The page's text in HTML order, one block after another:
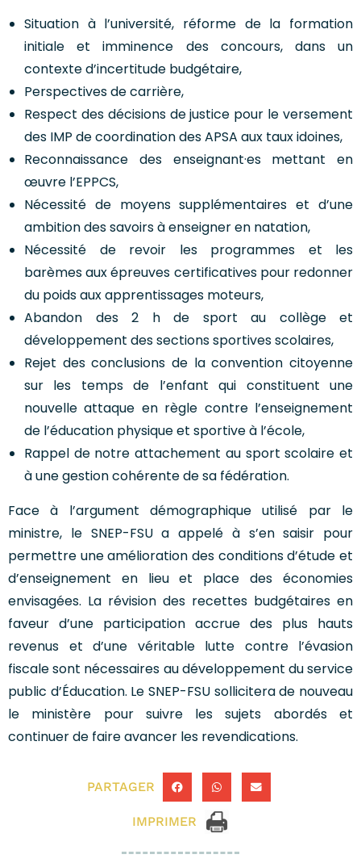
Situation à l’université, réforme de la formation
initiale et imminence des concours, dans un
contexte d’incertitude budgétaire,
Perspectives de carrière,
Respect des décisions de justice pour le versement
des IMP de coordination des APSA aux taux idoines,
Reconnaissance des enseignant·es mettant en
œuvre l’EPPCS,
Nécessité de moyens supplémentaires et d’une
ambition des savoirs à enseigner en natation,
Nécessité de revoir les programmes et les
barèmes aux épreuves certificatives pour redonner
du poids aux apprentissages moteurs,
Abandon des 2 h de sport au collège et
développement des sections sportives scolaires,
Rejet des conclusions de la convention citoyenne
sur les temps de l’enfant qui constituent une
nouvelle attaque en règle contre l’enseignement
de l’éducation physique et sportive à l’école,
Rappel de notre attachement au sport scolaire et
à une gestion cohérente de sa fédération.
Face à l’argument démographique utilisé par le
ministre, le SNEP-FSU a appelé à s’en saisir pour
permettre une amélioration des conditions d’étude et
d’enseignement en lieu et place des économies
envisagées. La révision des recettes budgétaires en
faveur d’une participation accrue des plus hauts
revenus et d’une véritable lutte contre l’évasion
fiscale sont nécessaires au développement du service
public d’Éducation. Le SNEP-FSU sollicitera de nouveau
le ministère pour suivre les sujets abordés et
continuer de faire avancer les revendications.
PARTAGER
IMPRIMER